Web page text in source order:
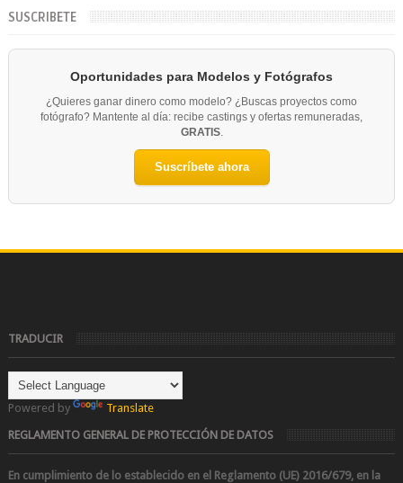
SUSCRIBETE
Oportunidades para Modelos y Fotógrafos
¿Quieres ganar dinero como modelo? ¿Buscas proyectos como
fotógrafo? Mantente al día: recibe castings y ofertas remuneradas,
GRATIS.
Suscríbete ahora
TRADUCIR
Powered by
Translate
REGLAMENTO GENERAL DE PROTECCIÓN DE DATOS
En cumplimiento de lo establecido en el Reglamento (UE) 2016/679, en la